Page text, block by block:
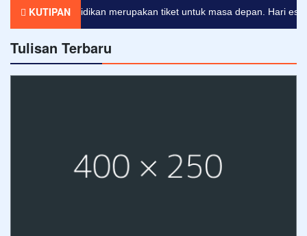
KUTIPAN
Pendidikan merupakan tiket untuk masa depan. Hari esok
Tulisan Terbaru